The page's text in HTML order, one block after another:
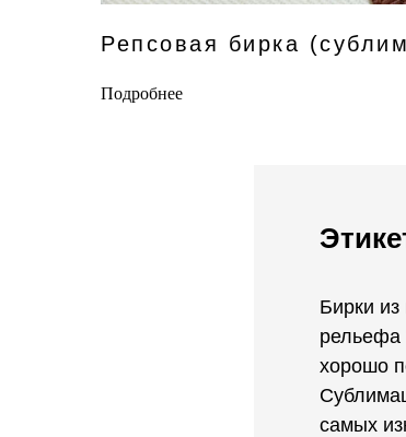
Репсовая бирка
Подробнее
Бирки
рельефа
хорошо
самых